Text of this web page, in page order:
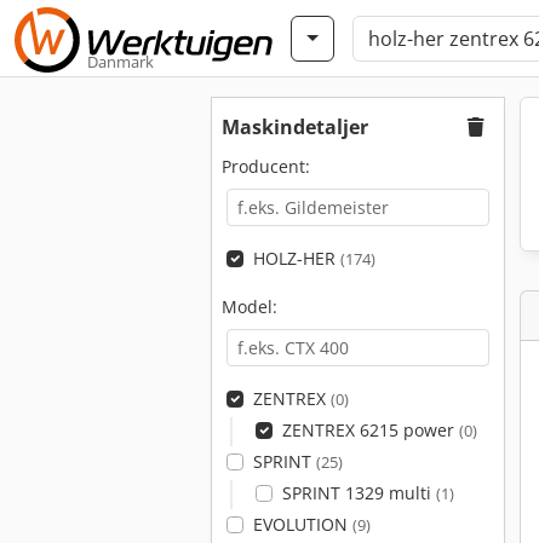
Danmark
Maskindetaljer
Producent:
HOLZ-HER (174)
Model:
ZENTREX (0)
ZENTREX 6215 power (0)
SPRINT (25)
SPRINT 1329 multi (1)
EVOLUTION (9)